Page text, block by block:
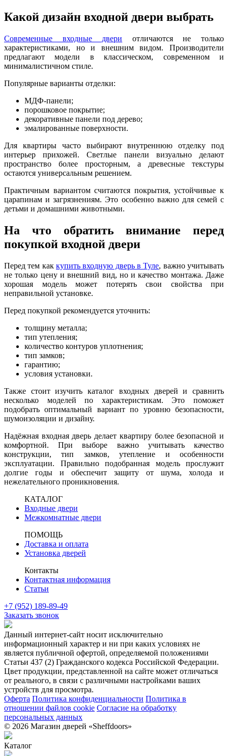
Какой дизайн входной двери выбрать
Современные входные двери отличаются не только
характеристиками, но и внешним видом. Производители
предлагают модели в классическом, современном и
минималистичном стиле.
Популярные варианты отделки:
МДФ-панели;
порошковое покрытие;
декоративные панели под дерево;
эмалированные поверхности.
Для квартиры часто выбирают внутреннюю отделку под
интерьер прихожей. Светлые панели визуально делают
пространство более просторным, а древесные текстуры
остаются универсальным решением.
Практичным вариантом считаются покрытия, устойчивые к
царапинам и загрязнениям. Это особенно важно для семей с
детьми и домашними животными.
На что обратить внимание перед
покупкой входной двери
Перед тем как купить входную дверь в Туле, важно учитывать
не только цену и внешний вид, но и качество монтажа. Даже
хорошая модель может потерять свои свойства при
неправильной установке.
Перед покупкой рекомендуется уточнить:
толщину металла;
тип утепления;
количество контуров уплотнения;
тип замков;
гарантию;
условия установки.
Также стоит изучить каталог входных дверей и сравнить
несколько моделей по характеристикам. Это поможет
подобрать оптимальный вариант по уровню безопасности,
шумоизоляции и дизайну.
Надёжная входная дверь делает квартиру более безопасной и
комфортной. При выборе важно учитывать качество
конструкции, тип замков, утепление и особенности
эксплуатации. Правильно подобранная модель прослужит
долгие годы и обеспечит защиту от шума, холода и
нежелательного проникновения.
КАТАЛОГ
Входные двери
Межкомнатные двери
ПОМОЩЬ
Доставка и оплата
Установка дверей
Контакты
Контактная информация
Статьи
+7 (952) 189-89-49
Заказать звонок
Данный интернет-сайт носит исключительно
информационный характер и ни при каких условиях не
является публичной офертой, определяемой положениями
Статьи 437 (2) Гражданского кодекса Российской Федерации.
Цвет продукции, представленной на сайте может отличаться
от реального, в связи с различными настройками ваших
устройств для просмотра.
Оферта Политика конфиденциальности Политика в
отношении файлов cookie Согласие на обработку
персональных данных
© 2026 Магазин дверей «Sheffdoors»
Каталог